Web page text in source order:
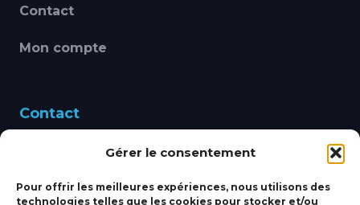
Gérer le consentement
Pour offrir les meilleures expériences, nous utilisons des
technologies telles que les cookies pour stocker et/ou
Contact
Mon compte
Contact
460 Avenue Alain Le